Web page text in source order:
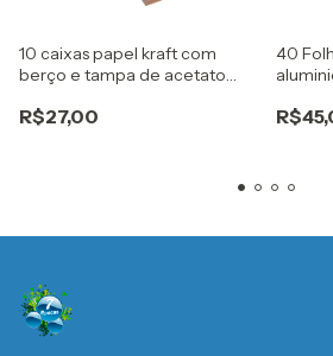
10 caixas papel kraft com
berço e tampa de acetato
R$27,00
40